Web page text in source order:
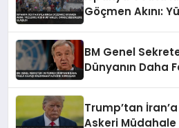
Göçmen Akını:
BM Genel
Dünyanın Daha
Trump’tan
Askeri Müdahale